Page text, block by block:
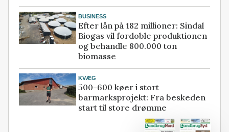
BUSINESS
Efter lån på 182 millioner: Sindal
Biogas vil fordoble produktionen
og behandle 800.000 ton
biomasse
KVÆG
500-600 køer i stort
barmarksprojekt: Fra beskeden
start til store drømme